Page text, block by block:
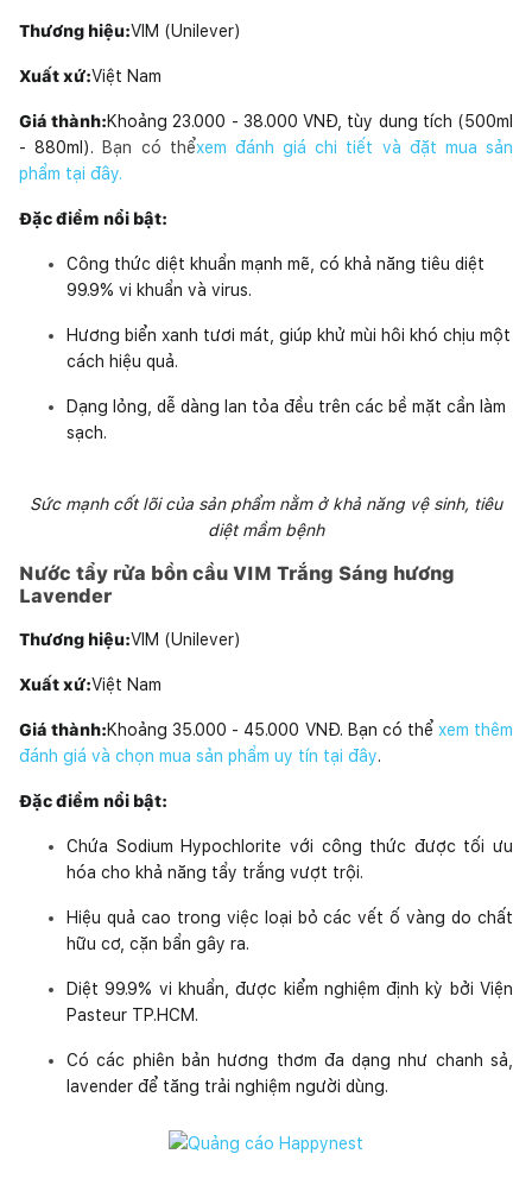
Thương hiệu:VIM (Unilever)
Xuất xứ:Việt Nam
Giá thành:Khoảng 23.000 - 38.000 VNĐ, tùy dung tích (500ml
- 880ml).
Bạn có thểxem đánh giá chi tiết và đặt mua sản
phẩm tại đây.
Đặc điểm nổi bật:
Công thức diệt khuẩn mạnh mẽ, có khả năng tiêu diệt
99.9% vi khuẩn và virus.
Hương biển xanh tươi mát, giúp khử mùi hôi khó chịu một
cách hiệu quả.
Dạng lỏng, dễ dàng lan tỏa đều trên các bề mặt cần làm
sạch.
Sức mạnh cốt lõi của sản phẩm nằm ở khả năng vệ sinh, tiêu
diệt mầm bệnh
Nước tẩy rửa bồn cầu VIM Trắng Sáng hương
Lavender
Thương hiệu:VIM (Unilever)
Xuất xứ:Việt Nam
Giá thành:Khoảng 35.000 - 45.000 VNĐ. Bạn có thể xem thêm
đánh giá và chọn mua sản phẩm uy tín tại đây.
Đặc điểm nổi bật:
Chứa Sodium Hypochlorite với công thức được tối ưu
hóa cho khả năng tẩy trắng vượt trội.
Hiệu quả cao trong việc loại bỏ các vết ố vàng do chất
hữu cơ, cặn bẩn gây ra.
Diệt 99.9% vi khuẩn, được kiểm nghiệm định kỳ bởi Viện
Pasteur TP.HCM.
Có các phiên bản hương thơm đa dạng như chanh sả,
lavender để tăng trải nghiệm người dùng.